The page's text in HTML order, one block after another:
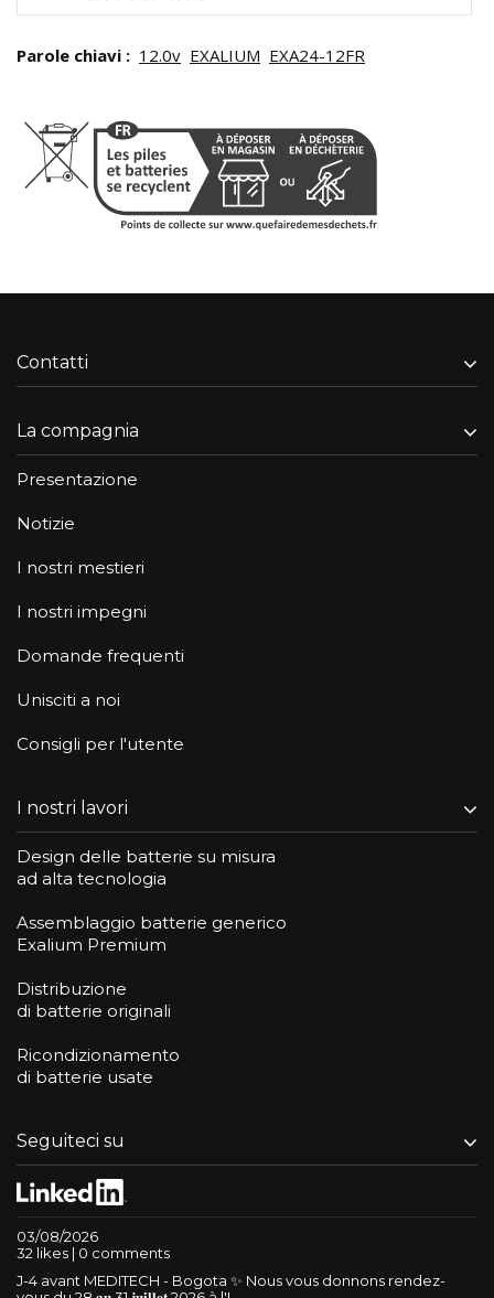
Parole chiavi : 12.0v EXALIUM EXA24-12FR
Contatti
La compagnia
Presentazione
Notizie
I nostri mestieri
I nostri impegni
Domande frequenti
Unisciti a noi
Consigli per l'utente
I nostri lavori
Design delle batterie su misura
ad alta tecnologia
Assemblaggio batterie generico
Exalium Premium
Distribuzione
di batterie originali
Ricondizionamento
di batterie usate
Seguiteci su
03/08/2026
32 likes | 0 comments
J-4 avant MEDITECH - Bogota ✨ Nous vous donnons rendez-